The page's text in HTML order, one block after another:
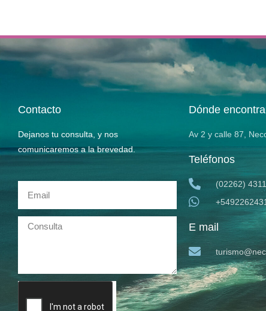
Contacto
Dejanos tu consulta, y nos
comunicaremos a la brevedad.
Dónde
Av 2 y calle 87,
Teléfonos
(02262)
E mail